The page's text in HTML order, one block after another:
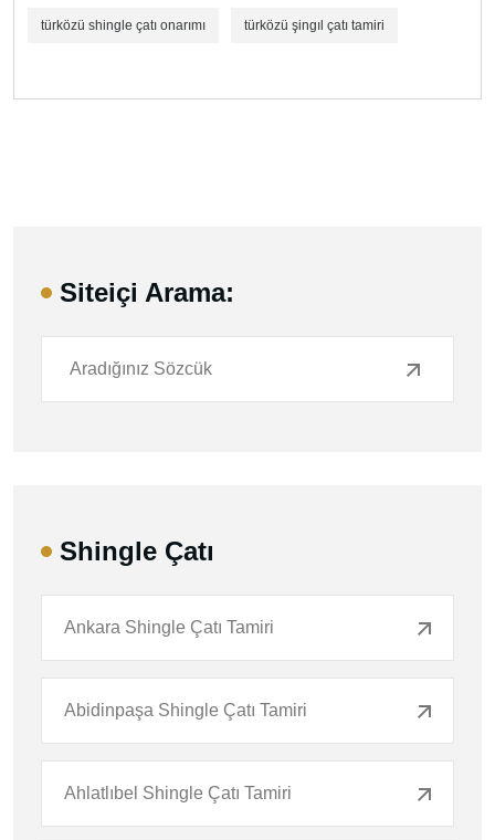
türközü shingle çatı onarımı türközü şingıl çatı tamiri
Siteiçi Arama:
Shingle Çatı
Ankara Shingle Çatı Tamiri
Abidinpaşa Shingle Çatı Tamiri
Ahlatlıbel Shingle Çatı Tamiri